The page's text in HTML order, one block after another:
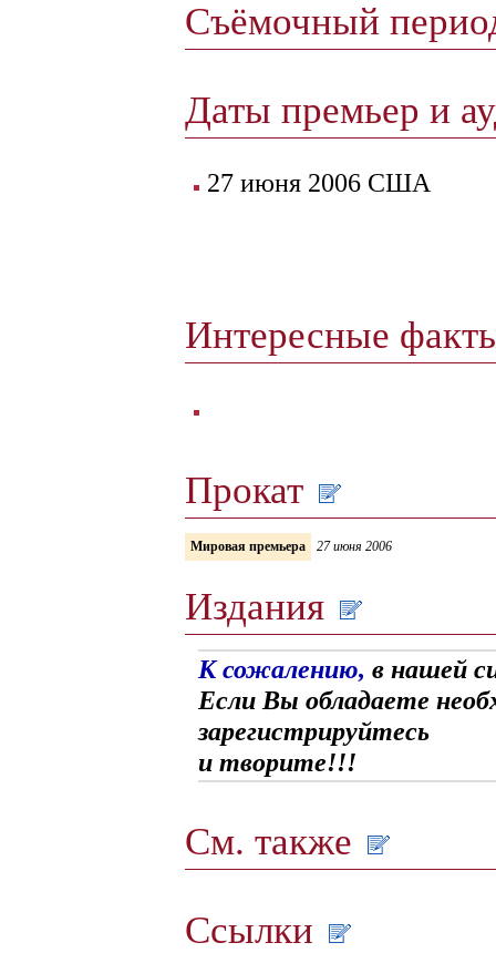
Съёмочный
Даты премьер и
27 июня 2006 США
Интересные
Прокат
Мировая премьера 27 июня 2006
Издания
К сожалению, в нашей
Если Вы обладаете
зарегистрируйтесь
и творите!!!
См. также
Ссылки